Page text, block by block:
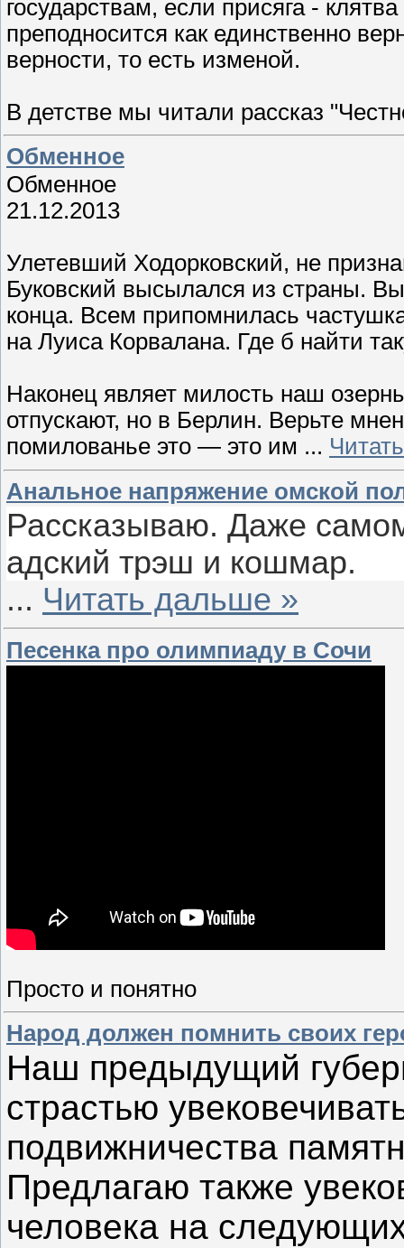
государствам, если присяга -
преподносится как единственно
верности, то есть изменой.
В детстве мы читали рассказ
Обменное
Обменное
21.12.2013
Улетевший Ходорковский, не
Буковский высылался из страны.
конца. Всем припомнилась
на Луиса Корвалана. Где б найти
Наконец являет милость наш
отпускают, но в Берлин. Верьте
помилованье это — это им ...
Анальное напряжение омской
Рассказываю. Даже
адский трэш и кошмар.
... Читать дальше »
Песенка про олимпиаду в Сочи
Просто и понятно
Народ должен помнить своих
Наш предыдущий
страстью
подвижничества
Предлагаю также
человека на